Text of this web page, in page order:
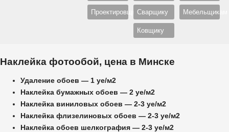
ПроектировщикуСварщику
Ковщику
Мебельщикам
Наклейка фотообой, цена в Минске
Удаление обоев — 1 уе/м2
Наклейка бумажных обоев — 2 уе/м2
Наклейка виниловых обоев — 2-3 уе/м2
Наклейка флизелиновых обоев — 2-3 уе/м2
Наклейка обоев шелкография — 2-3 уе/м2